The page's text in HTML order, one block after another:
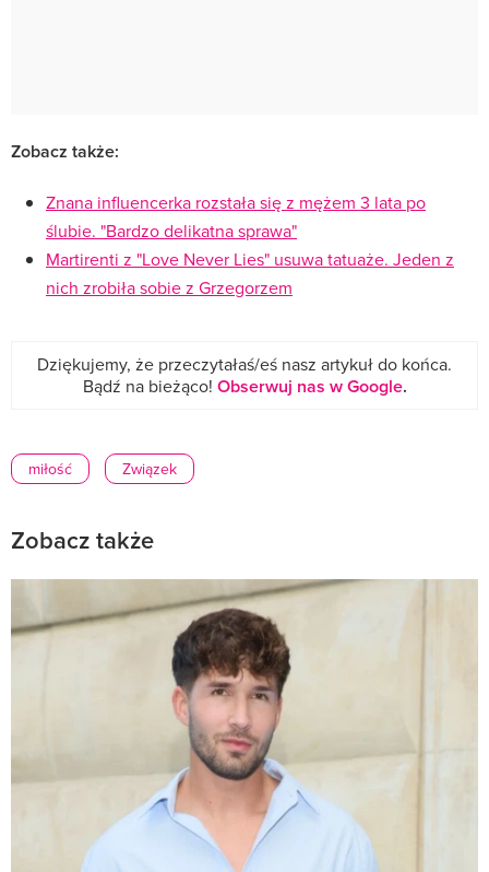
Zobacz także:
Znana influencerka rozstała się z mężem 3 lata po
ślubie. "Bardzo delikatna sprawa"
Martirenti z "Love Never Lies" usuwa tatuaże. Jeden z
nich zrobiła sobie z Grzegorzem
Dziękujemy, że przeczytałaś/eś nasz artykuł do końca.
Bądź na bieżąco! Obserwuj nas w Google.
miłość Związek
Zobacz także